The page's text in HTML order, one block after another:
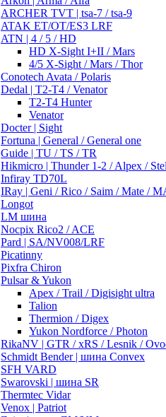
ARCHER TVT | tsa-7 / tsa-9
ATAK ET/OT/ES3 LRF
ATN | 4 / 5 / HD
HD X-Sight I+II / Mars
4/5 X-Sight / Mars / Thor
Conotech Avata / Polaris
Dedal | T2-T4 / Venator
T2-T4 Hunter
Venator
Docter | Sight
Fortuna | General / General one
Guide | TU / TS / TR
Hikmicro | Thunder 1-2 / Alpex /
Infiray TD70L
IRay | Geni / Rico / Saim / Mate /
Longot
LM шина
Nocpix Rico2 / ACE
Pard | SA/NV008/LRF
Picatinny
Pixfra Chiron
Pulsar & Yukon
Apex / Trail / Digisight ultra
Talion
Thermion / Digex
Yukon Nordforce / Photon
RikaNV | GTR / xRS / Lesnik /
Schmidt Bender | шина Convex
SFH VARD
Swarovski | шина SR
Thermtec Vidar
Venox | Patriot